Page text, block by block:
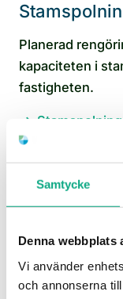
Samtycke
Denna webbplats
Vi använder
och annonserna
Planerad
kapaciteten i
fastigheten.